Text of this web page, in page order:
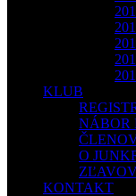
KLUB
NÁBOR
O
KONTAKT